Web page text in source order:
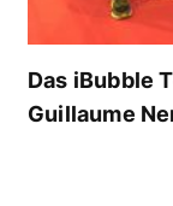
Das iBubble
Guillaume